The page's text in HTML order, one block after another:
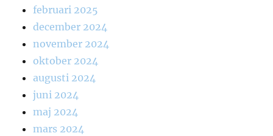
februari 2025
december 2024
november 2024
oktober 2024
augusti 2024
juni 2024
maj 2024
mars 2024